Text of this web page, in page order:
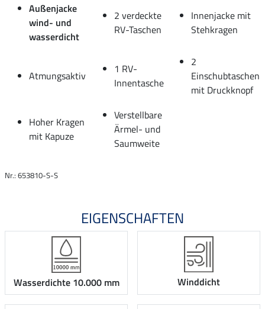
Außenjacke
wind- und
wasserdicht
2 verdeckte
RV-Taschen
Innenjacke mit
Stehkragen
Atmungsaktiv
1 RV-
Innentasche
2
Einschubtaschen
mit Druckknopf
Hoher Kragen
mit Kapuze
Verstellbare
Ärmel- und
Saumweite
Nr.: 653810-S-S
EIGENSCHAFTEN
Wasserdichte 10.000 mm Winddicht